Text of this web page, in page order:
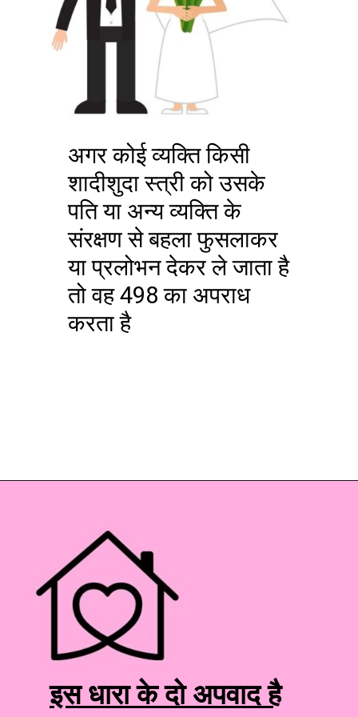
अगर कोई व्यक्ति किसी
शादीशुदा स्त्री को उसके
पति या अन्य व्यक्ति के
संरक्षण से बहला फुसलाकर
या प्रलोभन देकर ले जाता है
तो वह 498 का अपराध
करता है
इस धारा के दो अपवाद है